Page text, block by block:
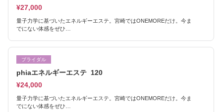
¥27,000
量子力学に基づいたエネルギーエステ。宮崎ではONEMOREだけ。今ま
でにない体感をぜひ…
ブライダル
phiaエネルギーエステ 120
¥24,000
量子力学に基づいたエネルギーエステ。宮崎ではONEMOREだけ。今ま
でにない体感をぜひ…